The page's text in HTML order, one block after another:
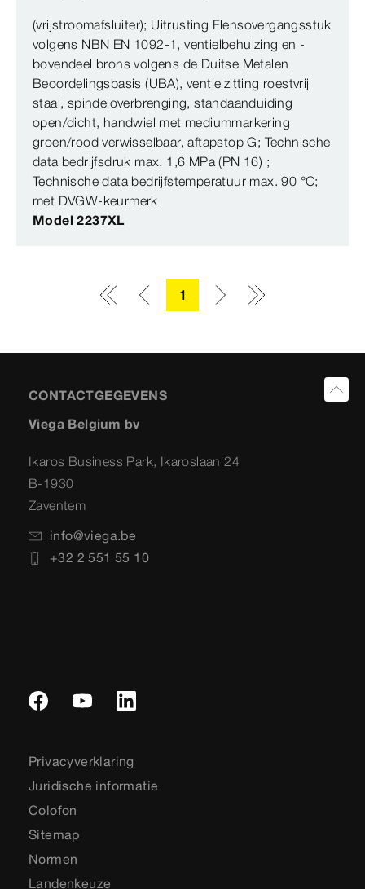
(vrijstroomafsluiter); Uitrusting Flensovergangsstuk
volgens NBN EN 1092‑1, ventielbehuizing en -
bovendeel brons volgens de Duitse Metalen
Beoordelingsbasis (UBA), ventielzitting roestvrij
staal, spindeloverbrenging, standaanduiding
open/dicht, handwiel met mediummarkering
groen/rood verwisselbaar, aftapstop G; Technische
data bedrijfsdruk max. 1,6 MPa (PN 16) ;
Technische data bedrijfstemperatuur max. 90 °C;
met DVGW-keurmerk
Model 2237XL
1
CONTACTGEGEVENS
Viega Belgium bv
Ikaros Business Park, Ikaroslaan 24
B-1930
Zaventem
info@viega.be
+32 2 551 55 10
Privacyverklaring
Juridische informatie
Colofon
Sitemap
Normen
Landenkeuze